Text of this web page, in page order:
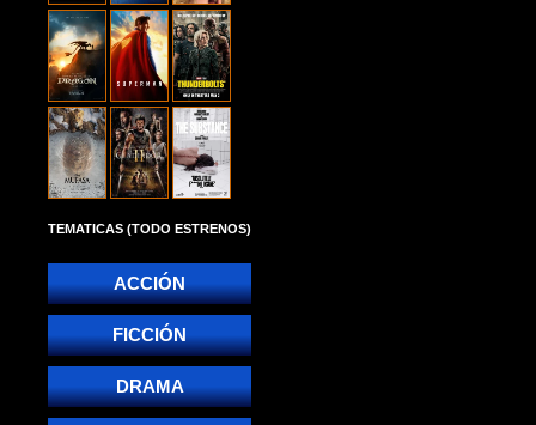
TEMATICAS (TODO ESTRENOS)
ACCIÓN
FICCIÓN
DRAMA